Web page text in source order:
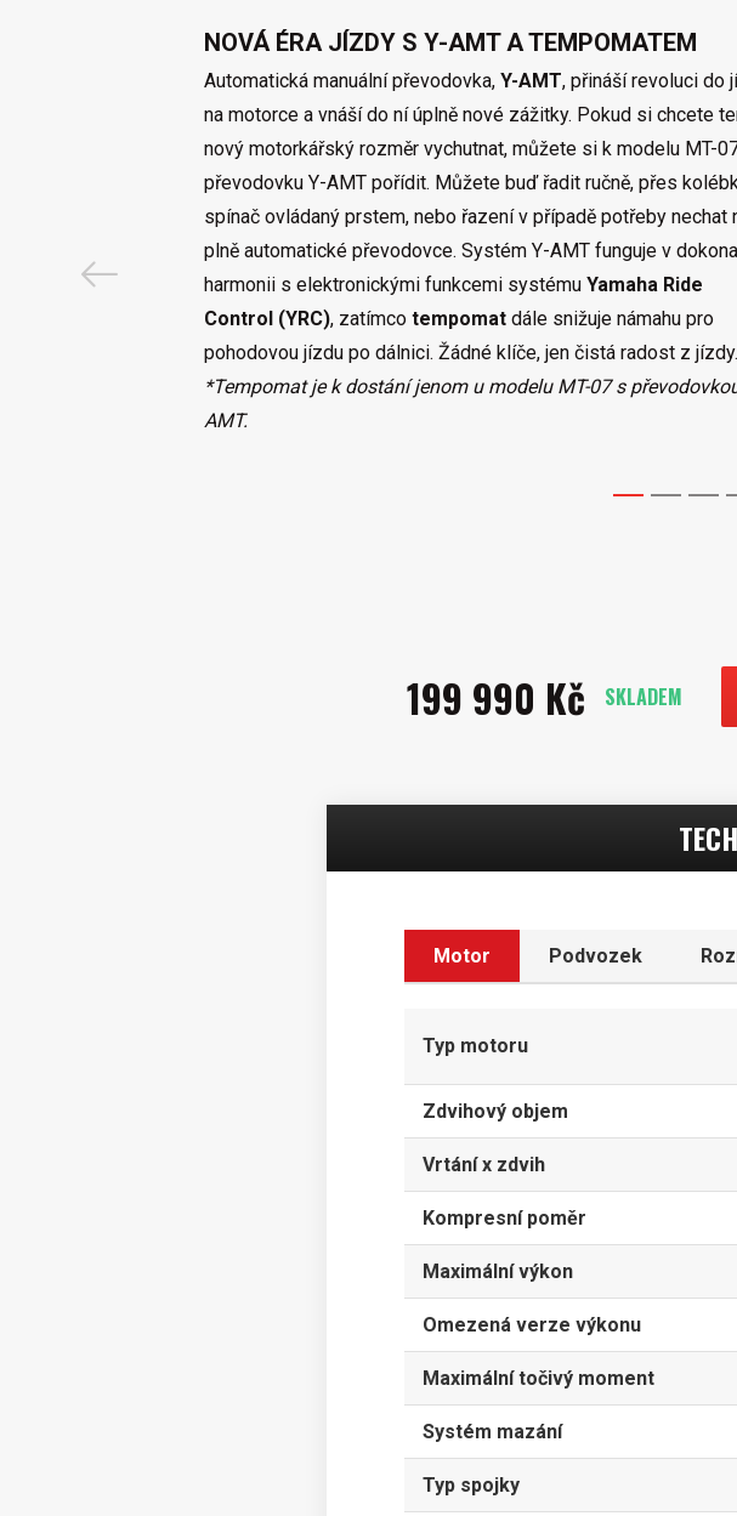
NOVÁ ÉRA JÍZDY S Y-AMT A TEMPOMATEM
Automatická manuální převodovka, Y-AMT, přináší revoluci do
na motorce a vnáší do ní úplně nové zážitky. Pokud si chcete
nový motorkářský rozměr vychutnat, můžete si k modelu MT-
převodovku Y-AMT pořídit. Můžete buď řadit ručně, přes
spínač ovládaný prstem, nebo řazení v případě potřeby nechat
plně automatické převodovce. Systém Y-AMT funguje v
harmonii s elektronickými funkcemi systému Yamaha Ride
Control (YRC), zatímco tempomatdále snižuje námahu pro
pohodovou jízdu po dálnici. Žádné klíče, jen čistá radost z jízdy.
*Tempomat je k dostání jenom u modelu MT-07 s
AMT.
199 990 Kč SKLADEM
Motor Podvozek
Typ motoru
Zdvihový objem
Vrtání x zdvih
Kompresní poměr
Maximální výkon
Omezená verze výkonu
Maximální točivý moment
Systém mazání
Typ spojky